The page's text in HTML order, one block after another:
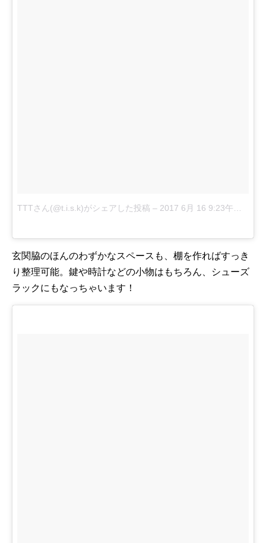
TTTさん(@t.i.s.k)がシェアした投稿 – 2017 6月 16 9:23午後 PDT
玄関脇のほんのわずかなスペースも、棚を作ればすっき
り整理可能。鍵や時計などの小物はもちろん、シューズ
ラックにもなっちゃいます！